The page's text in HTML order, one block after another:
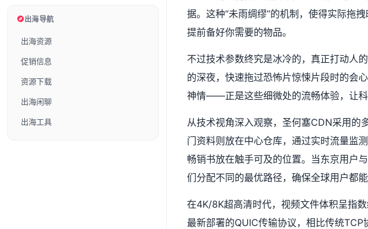
出海导航
出海资源
促销信息
资源下载
出海闲聊
出海工具
据。这种“未雨绸缪”的机制，使得实际拖
提前备好你需要的物品。
不过技术参数终究是冰冷的，真正打动人
的深夜，快速拖过恐怖片惊悚片段时的会
神情——正是这些细微处的流畅体验，让科
从技术视角深入观察，圣何塞CDN采用的
门资料则放在中心仓库，通过实时流量监
畅销书放在触手可及的位置。当东京用户
们分配不同的最优路径，确保全球用户都
在4K/8K超高清时代，视频文件体积呈指
最新部署的QUIC传输协议，相比传统